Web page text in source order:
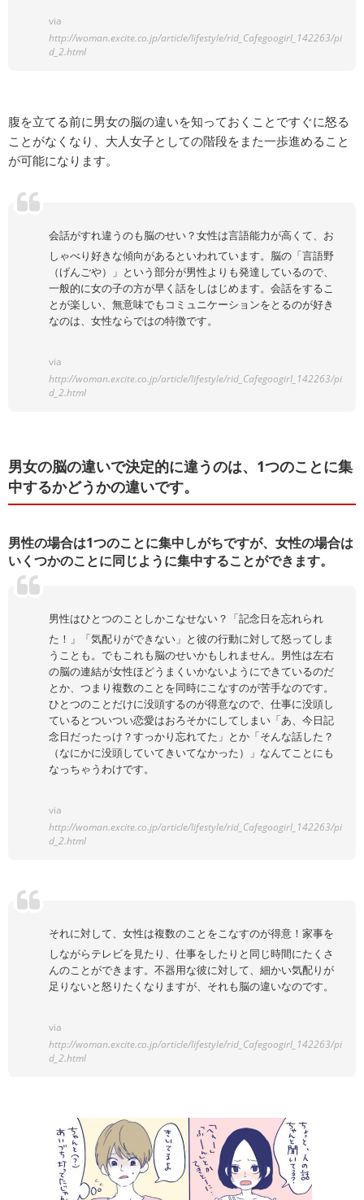
via
http://woman.excite.co.jp/article/lifestyle/rid_Cafegoogirl_142263/pi
d_2.html
腹を立てる前に男女の脳の違いを知っておくことですぐに怒る
ことがなくなり、大人女子としての階段をまた一歩進めること
が可能になります。
会話がすれ違うのも脳のせい？女性は言語能力が高くて、お
しゃべり好きな傾向があるといわれています。脳の「言語野
（げんごや）」という部分が男性よりも発達しているので、
一般的に女の子の方が早く話をしはじめます。会話をするこ
とが楽しい、無意味でもコミュニケーションをとるのが好き
なのは、女性ならではの特徴です。
via
http://woman.excite.co.jp/article/lifestyle/rid_Cafegoogirl_142263/pi
d_2.html
男女の脳の違いで決定的に違うのは、1つのことに集
中するかどうかの違いです。
男性の場合は1つのことに集中しがちですが、女性の場合は
いくつかのことに同じように集中することができます。
男性はひとつのことしかこなせない？「記念日を忘れられ
た！」「気配りができない」と彼の行動に対して怒ってしま
うことも。でもこれも脳のせいかもしれません。男性は左右
の脳の連結が女性ほどうまくいかないようにできているのだ
とか、つまり複数のことを同時にこなすのが苦手なのです。
ひとつのことだけに没頭するのが得意なので、仕事に没頭し
ているとついつい恋愛はおろそかにしてしまい「あ、今日記
念日だったっけ？すっかり忘れてた」とか「そんな話した？
（なにかに没頭していてきいてなかった）」なんてことにも
なっちゃうわけです。
via
http://woman.excite.co.jp/article/lifestyle/rid_Cafegoogirl_142263/pi
d_2.html
それに対して、女性は複数のことをこなすのが得意！家事を
しながらテレビを見たり、仕事をしたりと同じ時間にたくさ
んのことができます。不器用な彼に対して、細かい気配りが
足りないと怒りたくなりますが、それも脳の違いなのです。
via
http://woman.excite.co.jp/article/lifestyle/rid_Cafegoogirl_142263/pi
d_2.html